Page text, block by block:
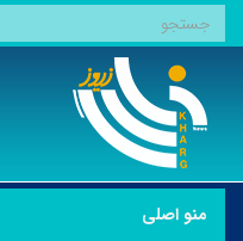
منو اصلی